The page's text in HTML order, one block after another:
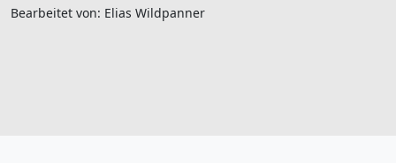
Bearbeitet von: Elias Wildpanner